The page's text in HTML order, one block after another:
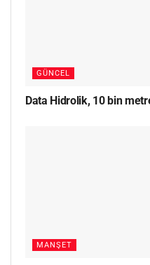
GÜNCEL
Data Hidrolik, 10 bin
MANŞET